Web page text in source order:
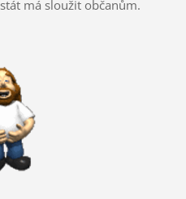
má sloužit občanům.